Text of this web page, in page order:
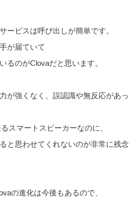
ービスは呼び出しが簡単です。
が届ていて
るのがClovaだと思います。
が強くなく、誤認識や無反応があっ
スマートスピーカーなのに、
と思わせてくれないのが非常に残念
の進化は今後もあるので、